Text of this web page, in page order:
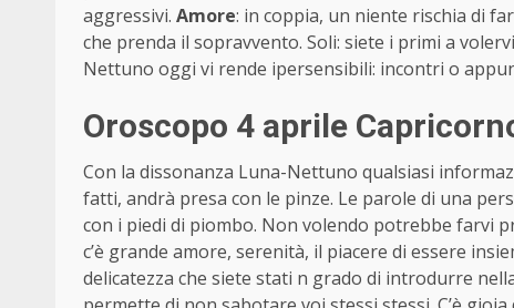
aggressivi. Amore: in coppia, un niente rischia di
che prenda il sopravvento. Soli: siete i primi a
Nettuno oggi vi rende ipersensibili: incontri o
Oroscopo 4 aprile
Con la dissonanza Luna-Nettuno qualsiasi
fatti, andrà presa con le pinze. Le parole di una
con i piedi di piombo. Non volendo potrebbe farvi
c’è grande amore, serenità, il piacere di essere
delicatezza che siete stati n grado di introdurre